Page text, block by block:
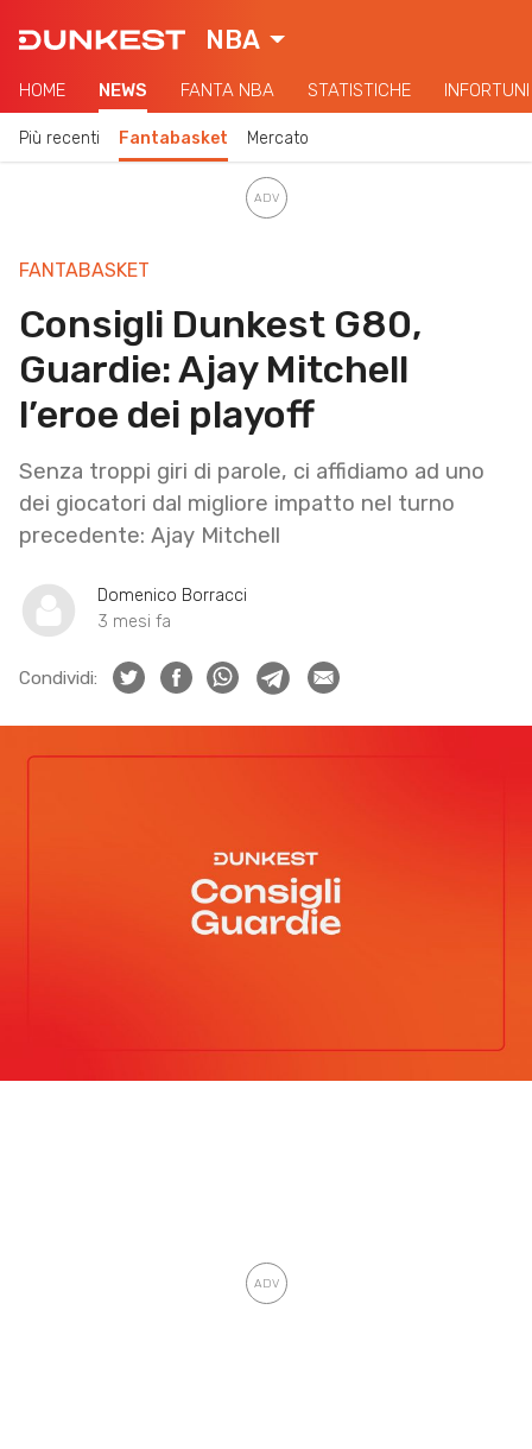
NBA
HOME NEWS FANTA NBA STATISTICHE INFORTUNI
Più recenti Fantabasket Mercato
FANTABASKET
Consigli Dunkest G80,
Guardie: Ajay Mitchell
l’eroe dei playoff
Senza troppi giri di parole, ci affidiamo ad uno
dei giocatori dal migliore impatto nel turno
precedente: Ajay Mitchell
Domenico Borracci
3 mesi fa
Condividi: